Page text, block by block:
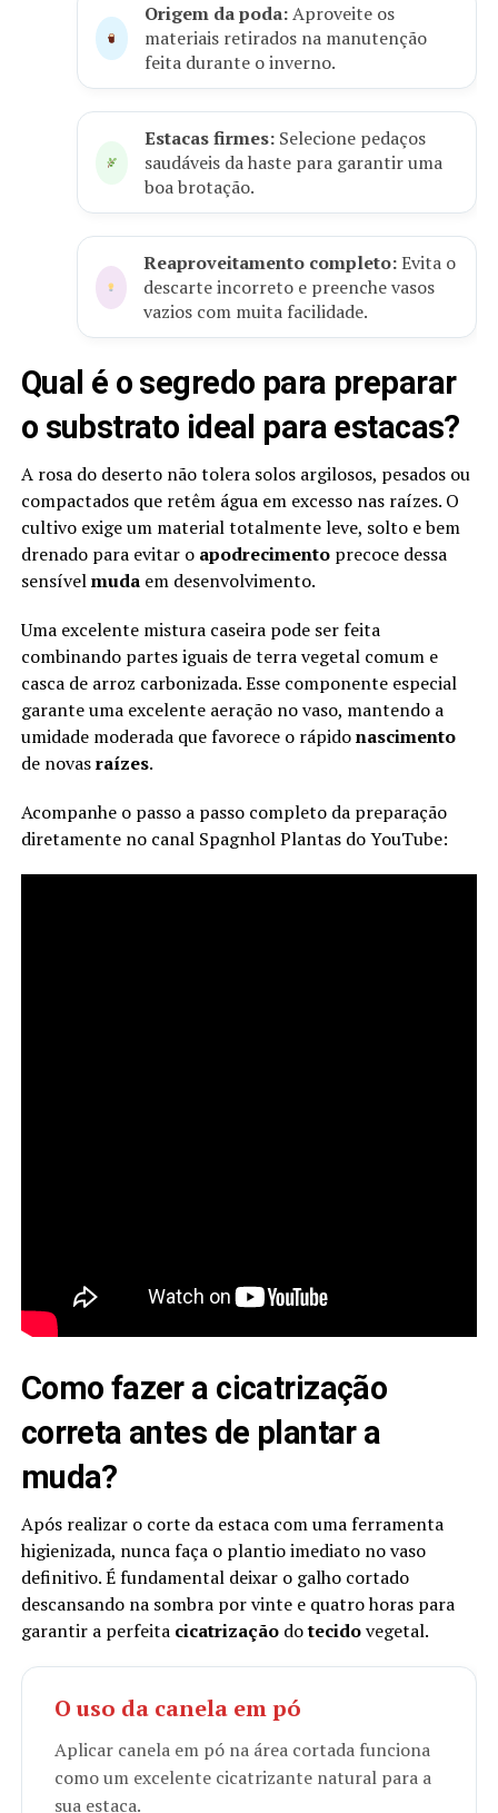
Origem da poda:Aproveite os
materiais retirados na manutenção
feita durante o inverno.
Estacas firmes: Selecione pedaços
saudáveis da haste para garantir uma
boa brotação.
Reaproveitamento completo:Evita o
descarte incorreto e preenche vasos
vazios com muita facilidade.
Qual é o segredo para preparar
o substrato ideal para estacas?
A rosa do deserto não tolera solos argilosos, pesados ou
compactados que retêm água em excesso nas raízes. O
cultivo exige um material totalmente leve, solto e bem
drenado para evitar o apodrecimentoprecoce dessa
sensívelmudaem desenvolvimento.
Uma excelente mistura caseira pode ser feita
combinando partes iguais de terra vegetal comum e
casca de arroz carbonizada. Esse componente especial
garante uma excelente aeração no vaso, mantendo a
umidade moderada que favorece o rápidonascimento
de novasraízes.
Acompanhe o passo a passo completo da preparação
diretamente no canal Spagnhol Plantas do YouTube:
Como fazer a cicatrização
correta antes de plantar a
muda?
Após realizar o corte da estaca com uma ferramenta
higienizada, nunca faça o plantio imediato no vaso
definitivo. É fundamental deixar o galho cortado
descansando na sombra por vinte e quatro horas para
garantir a perfeita cicatrizaçãodotecidovegetal.
O uso da canela em pó
Aplicar canela em pó na área cortada funciona
como um excelente cicatrizante natural para a
sua estaca.